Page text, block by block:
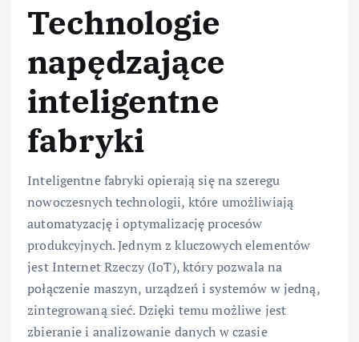
Technologie
napędzające
inteligentne
fabryki
Inteligentne fabryki opierają się na szeregu
nowoczesnych technologii, które umożliwiają
automatyzację i optymalizację procesów
produkcyjnych. Jednym z kluczowych elementów
jest Internet Rzeczy (IoT), który pozwala na
połączenie maszyn, urządzeń i systemów w jedną,
zintegrowaną sieć. Dzięki temu możliwe jest
zbieranie i analizowanie danych w czasie